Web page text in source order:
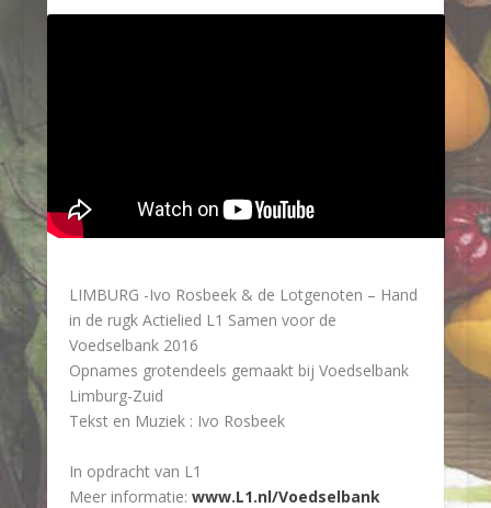
LIMBURG -Ivo Rosbeek & de Lotgenoten – Hand
in de rugk Actielied L1 Samen voor de
Voedselbank 2016
Opnames grotendeels gemaakt bij Voedselbank
Limburg-Zuid
Tekst en Muziek : Ivo Rosbeek
In opdracht van L1
Meer informatie: www.L1.nl/Voedselbank